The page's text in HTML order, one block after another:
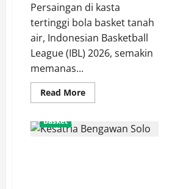
Persaingan di kasta
tertinggi bola basket tanah
air, Indonesian Basketball
League (IBL) 2026, semakin
memanas...
Read MoreRead
more
Klasemen
IBL
Basket